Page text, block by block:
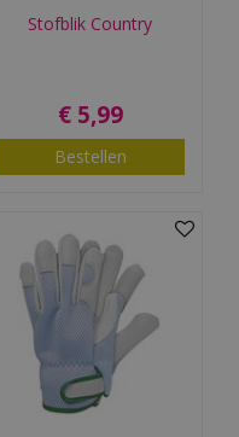
Stofblik Country
€ 5,99
Bestellen